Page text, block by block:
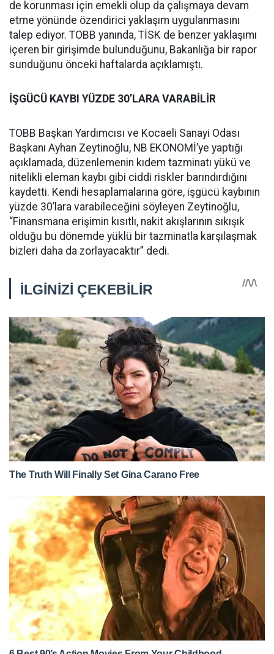
de korunması için emekli olup da çalışmaya devam
etme yönünde özendirici yaklaşım uygulanmasını
talep ediyor. TOBB yanında, TİSK de benzer yaklaşımı
içeren bir girişimde bulunduğunu, Bakanlığa bir rapor
sunduğunu önceki haftalarda açıklamıştı.
İŞGÜCÜ KAYBI YÜZDE 30’LARA VARABİLİR
TOBB Başkan Yardımcısı ve Kocaeli Sanayi Odası
Başkanı Ayhan Zeytinoğlu, NB EKONOMİ’ye yaptığı
açıklamada, düzenlemenin kıdem tazminatı yükü ve
nitelikli eleman kaybı gibi ciddi riskler barındırdığını
kaydetti. Kendi hesaplamalarına göre, işgücü kaybının
yüzde 30’lara varabileceğini söyleyen Zeytinoğlu,
“Finansmana erişimin kısıtlı, nakit akışlarının sıkışık
olduğu bu dönemde yüklü bir tazminatla karşılaşmak
bizleri daha da zorlayacaktır” dedi.